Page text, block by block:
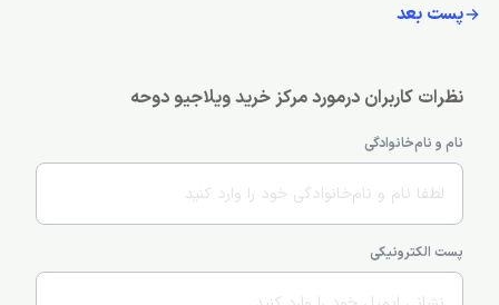
پست بعد
نظرات کاربران درمورد مرکز خرید ویلاجیو دوحه
نام و نام‌خانوادگی
پست الکترونیکی